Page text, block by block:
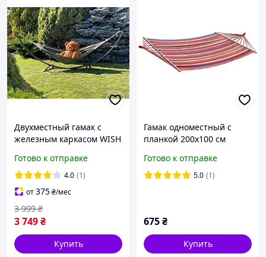
Двухместный гамак с
железным каркасом WISH
цвет.
Готово к отправке
4.0 (1)
от375₴/мес
3 749₴
3 999 ₴
Купить
Гамак одноместный с
планкой 200х100 см
разноцветный для дома и
улицы с нагрузкой до 180
Готово к отправке
5.0 (1)
675₴
Купить